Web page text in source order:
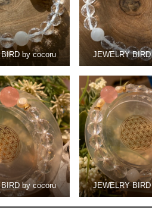
by cocoru JEWELRY
by cocoru JEWELRY